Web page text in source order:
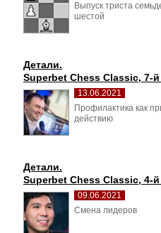
Выпуск триста
шестой
Детали.
Superbet Chess Classic, 7-й
13.06.2021
Профилактика как
действию
Детали.
Superbet Chess Classic, 4-й
09.06.2021
Смена лидеров